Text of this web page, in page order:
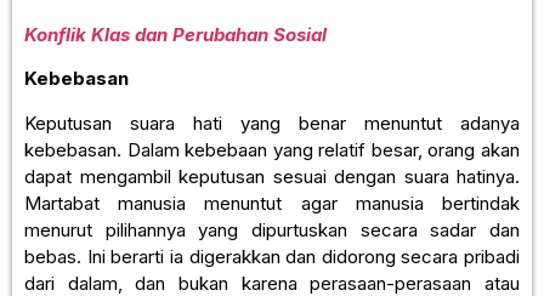
Konflik Klas dan Perubahan Sosial
Kebebasan
Keputusan suara hati yang benar menuntut adanya
kebebasan. Dalam kebebaan yang relatif besar, orang akan
dapat mengambil keputusan sesuai dengan suara hatinya.
Martabat manusia menuntut agar manusia bertindak
menurut pilihannya yang dipurtuskan secara sadar dan
bebas. Ini berarti ia digerakkan dan didorong secara pribadi
dari dalam, dan bukan karena perasaan-perasaan atau